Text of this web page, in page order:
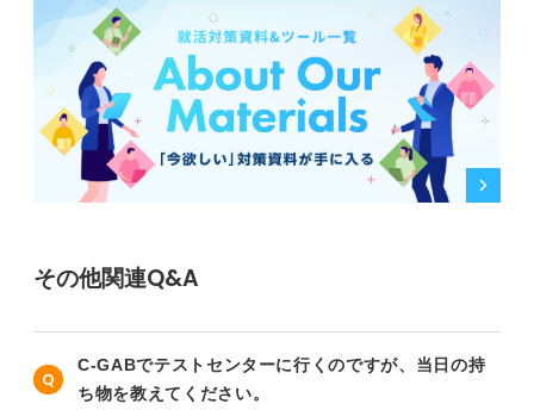
その他関連Q&A
C-GABでテストセンターに行くのですが、当日の持
ち物を教えてください。